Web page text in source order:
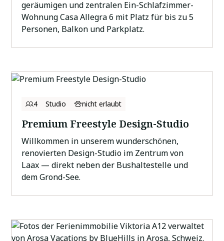
geräumigen und zentralen Ein-Schlafzimmer-
Wohnung Casa Allegra 6 mit Platz für bis zu 5
Personen, Balkon und Parkplatz.
4 Studio nicht erlaubt
Premium Freestyle Design-Studio
Willkommen in unserem wunderschönen,
renovierten Design-Studio im Zentrum von
Laax — direkt neben der Bushaltestelle und
dem Grond-See.